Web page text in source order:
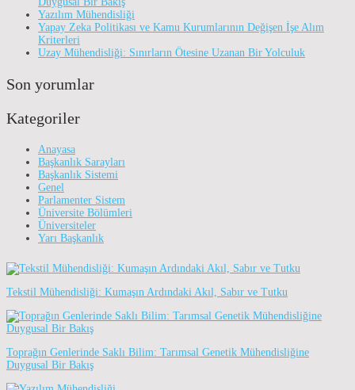
Yazılım Mühendisliği
Yapay Zeka Politikası ve Kamu Kurumlarının Değişen İşe Alım
Kriterleri
Uzay Mühendisliği: Sınırların Ötesine Uzanan Bir Yolculuk
Son yorumlar
Kategoriler
Anayasa
Başkanlık Sarayları
Başkanlık Sistemi
Genel
Parlamenter Sistem
Üniversite Bölümleri
Üniversiteler
Yarı Başkanlık
Tekstil Mühendisliği: Kumaşın Ardındaki Akıl, Sabır ve Tutku
Toprağın Genlerinde Saklı Bilim: Tarımsal Genetik Mühendisliğine
Duygusal Bir Bakış